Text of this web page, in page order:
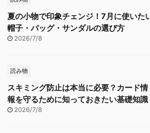
夏の小物で印象チェンジ！7月に使いた
帽子・バッグ・サンダルの選び方
2026/7/8
読み物
スキミング防止は本当に必要？カード情
報を守るために知っておきたい基礎知識
2026/7/8